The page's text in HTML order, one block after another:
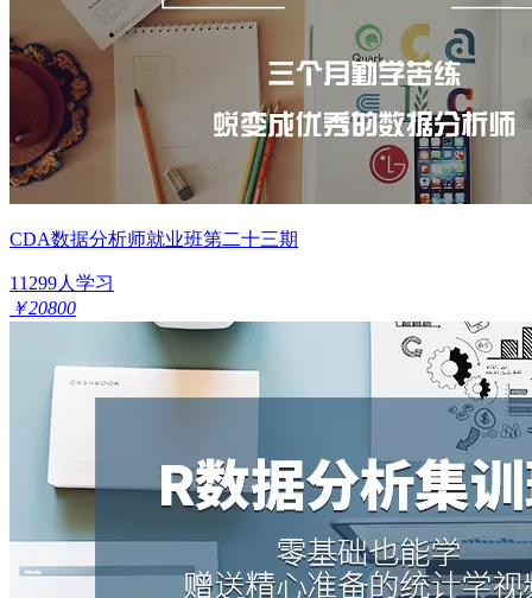
CDA数据分析师就业班第二十三期
11299人学习
￥20800